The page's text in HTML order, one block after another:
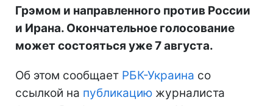
Грэмом и направленного против России
и Ирана. Окончательное голосование
может состояться уже 7 августа.
Об этом сообщает РБК-Украина со
ссылкой на публикацию журналиста